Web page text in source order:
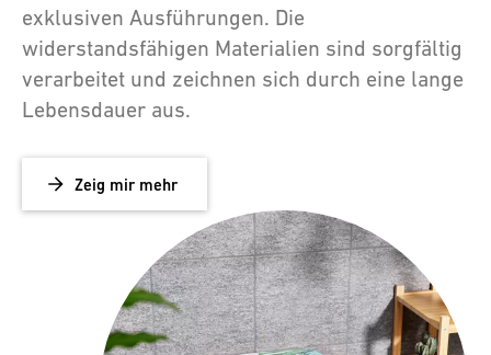
exklusiven Ausführungen. Die
widerstandsfähigen Materialien sind sorgfältig
verarbeitet und zeichnen sich durch eine lange
Lebensdauer aus.
Zeig mir mehr